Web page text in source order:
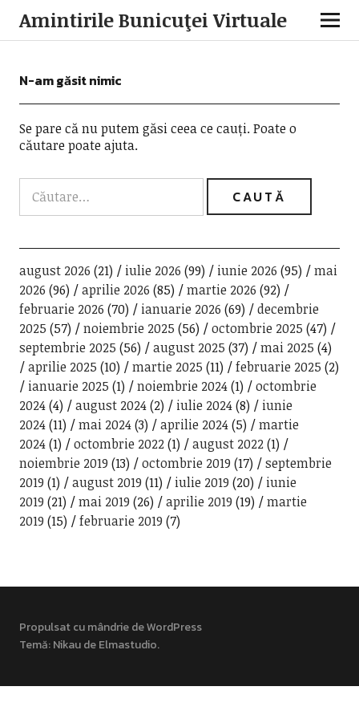
Amintirile Bunicuţei Virtuale
N-am găsit nimic
Se pare că nu putem găsi ceea ce cauți. Poate o
căutare poate ajuta.
august 2026 (21) iulie 2026 (99) iunie 2026 (95)
mai
2026 (96) aprilie 2026 (85) martie 2026 (92)
februarie 2026 (70) ianuarie 2026 (69)
decembrie
2025 (57) noiembrie 2025 (56) octombrie 2025 (47)
septembrie 2025 (56) august 2025 (37) mai 2025 (4)
aprilie 2025 (10) martie 2025 (11) februarie 2025 (2)
ianuarie 2025 (1) noiembrie 2024(1)
octombrie
2024(4) august 2024(2) iulie 2024(8)
iunie
2024(11) mai 2024(3) aprilie 2024(5)
martie
2024(1) octombrie 2022(1) august 2022(1)
noiembrie 2019 (13) octombrie 2019 (17)
septembrie
2019 (1) august 2019 (11) iulie 2019 (20)
iunie
2019 (21) mai 2019 (26) aprilie 2019 (19)
martie
2019 (15) februarie 2019 (7)
Propulsat cu mândrie de WordPress
Temă: Nikau deElmastudio.